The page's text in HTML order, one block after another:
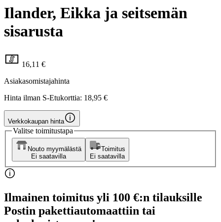
Ilander, Eikka ja seitsemän
sisarusta
16,11 €
Asiakasomistajahinta
Hinta ilman S-Etukorttia: 18,95 €
Verkkokaupan hinta
Valitse toimitustapa
Nouto myymälästä
Ei saatavilla
Toimitus
Ei saatavilla
Ilmainen toimitus yli 100 €:n tilauksille
Postin pakettiautomaattiin tai